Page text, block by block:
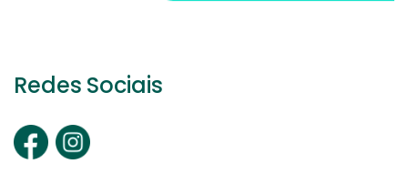
Redes Sociais